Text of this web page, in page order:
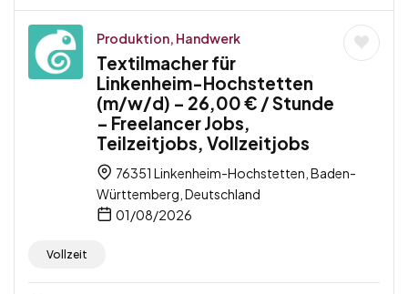
Produktion, Handwerk
Textilmacher für
Linkenheim-Hochstetten
(m/w/d) – 26,00 € / Stunde
– Freelancer Jobs,
Teilzeitjobs, Vollzeitjobs
76351 Linkenheim-Hochstetten, Baden-
Württemberg, Deutschland
01/08/2026
Vollzeit